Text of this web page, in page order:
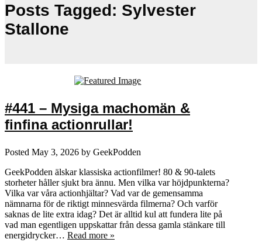
Posts Tagged: Sylvester
Stallone
#441 – Mysiga machomän &
finfina actionrullar!
Posted May 3, 2026 by GeekPodden
GeekPodden älskar klassiska actionfilmer! 80 & 90-talets
storheter håller sjukt bra ännu. Men vilka var höjdpunkterna?
Vilka var våra actionhjältar? Vad var de gemensamma
nämnarna för de riktigt minnesvärda filmerna? Och varför
saknas de lite extra idag? Det är alltid kul att fundera lite på
vad man egentligen uppskattar från dessa gamla stänkare till
energidrycker… Read more »